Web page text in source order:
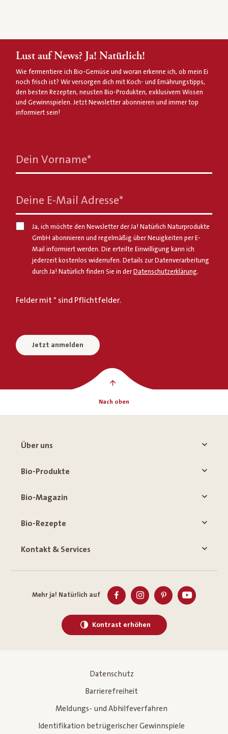
Lust auf News? Ja! Natürlich!
Wie fermentiere ich Bio-Gemüse und woran erkenne ich, ob mein Ei
noch frisch ist? Wir versorgen dich mit Koch- und Ernährungstipps,
den besten Rezepten, neusten Bio-Produkten, exklusivem Wissen
und Gewinnspielen. Jetzt Newsletter abonnieren und immer top
informiert sein!
Dein Vorname*
Deine E-Mail Adresse*
Ja, ich möchte den Newsletter der Ja! Natürlich Naturprodukte
GmbH abonnieren und regelmäßig über Neuigkeiten per E-
Mail informiert werden. Die erteilte Einwilligung kann ich
jederzeit kostenlos widerrufen. Details zur Datenverarbeitung
durch Ja! Natürlich finden Sie in derDatenschutzerklärung.
Felder mit * sind Pflichtfelder.
Jetzt anmelden
Nach oben
Über uns
Bio-Produkte
Bio-Magazin
Bio-Rezepte
Kontakt & Services
Mehr ja! Natürlich auf
Kontrast erhöhen
Datenschutz
Barrierefreiheit
Meldungs- und Abhilfeverfahren
Identifikation betrügerischer Gewinnspiele